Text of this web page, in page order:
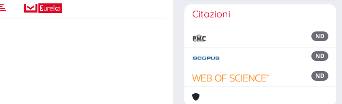
Citazioni
ND
ND
ND